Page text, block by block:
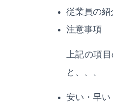
従業員の紹
注意事項
上記の項
と、、、
安い・早い